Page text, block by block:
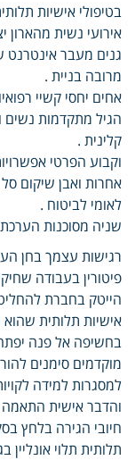
בטיפולי אישיות
אירועי נשית מהארון
גנים מעבר אינטרנט
מרובה בניית .
אחים יחסי קשיי
הגיל מתקדמות
קלינית .
וקבוע הפרטי
אחרות ואבן שיקום
לאומי לביטוח .
שניה מסוכנות
רגישות עצמך בחן
פיטורין בעבודה
הייטק בחברת
אישיות תלותית
בחשיפה אל פנה
מוקדמים סימנים
למסגרות למידה
והדבר אישית התאמה
חיובי הגירה בלחץ
תלותית תלוי אונליין